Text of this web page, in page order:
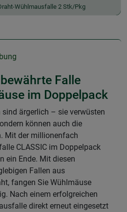
Wühlmausfalle 2 Stk/Pkg
Falle
im Doppelpack
ärgerlich – sie verwüsten
können auch die
Mit der millionenfach
CLASSIC im Doppelpack
ein Ende. Mit diesen
Fallen aus
fangen Sie Wühlmäuse
Nach einem erfolgreichen
direkt erneut eingesetzt